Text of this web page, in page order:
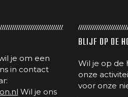
je om een
in contact
Wil je ons
BLIJF OP DE
Wil je op de
onze
voor onze